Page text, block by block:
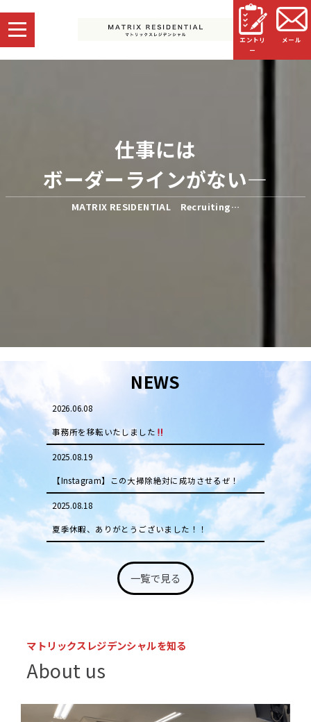
エントリ
ー
メール
仕事には
ボーダーラインがない―
MATRIX RESIDENTIAL Recruiting…
NEWS
2026.06.08
事務所を移転いたしました
2025.08.19
【Instagram】この大掃除絶対に成功させるぜ！
2025.08.18
夏季休暇、ありがとうございました！！
一覧で見る
マトリックスレジデンシャルを知る
About us